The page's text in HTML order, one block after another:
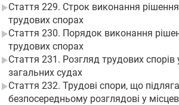
Стаття 229. Строк виконання рішення
трудових спорах
Стаття 230. Порядок виконання
трудових спорах
Стаття 231. Розгляд трудових спорів
загальних судах
Стаття 232. Трудові спори, що
безпосередньому розглядові у